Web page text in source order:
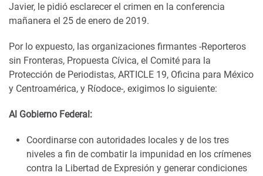
Javier, le pidió esclarecer el crimen en la conferencia
mañanera el 25 de enero de 2019.
Por lo expuesto, las organizaciones firmantes -Reporteros
sin Fronteras, Propuesta Cívica, el Comité para la
Protección de Periodistas, ARTICLE 19, Oficina para México
y Centroamérica, y Ríodoce-, exigimos lo siguiente:
Al Gobierno Federal:
Coordinarse con autoridades locales y de los tres
niveles a fin de combatir la impunidad en los crímenes
contra la Libertad de Expresión y generar condiciones